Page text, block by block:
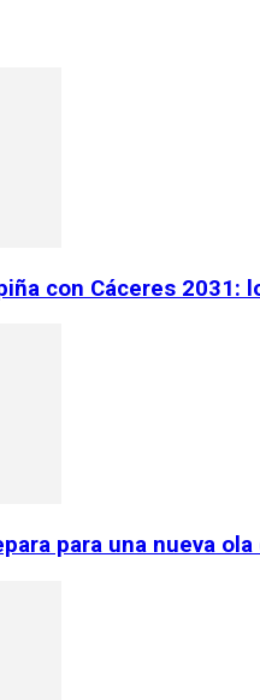
con Cáceres 2031:
para una nueva